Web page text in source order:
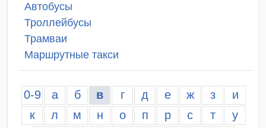
Автобусы
Троллейбусы
Трамваи
Маршрутные такси
0-9 а б в г д е ж з
и
к
л м н о п р с т
у